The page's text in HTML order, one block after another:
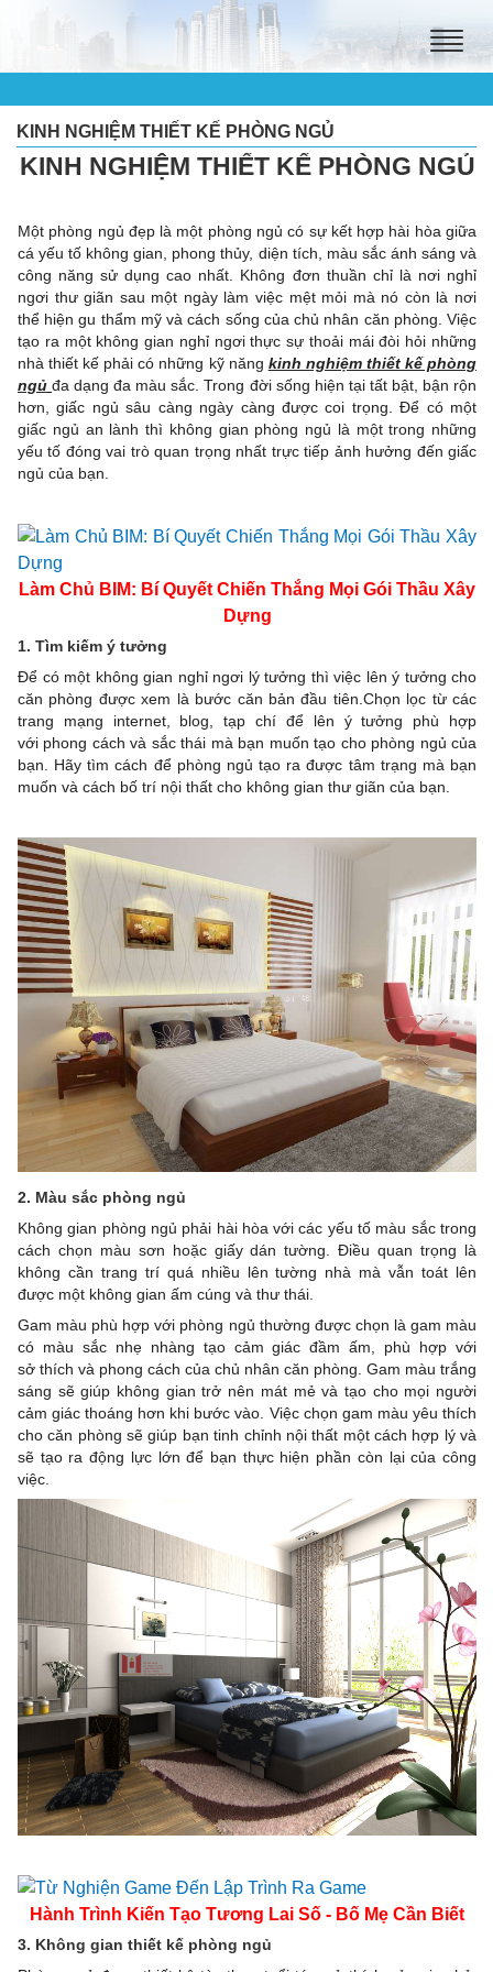
Toggle
KINH NGHIỆM THIẾT KẾ PHÒNG NGỦ
KINH NGHIỆM THIẾT KẾ PHÒNG NGỦ
Một phòng ngủ đẹp là một phòng ngủ có sự kết hợp hài hòa giữa
cá yếu tố không gian, phong thủy, diện tích, màu sắc ánh sáng và
công năng sử dụng cao nhất. Không đơn thuần chỉ là nơi nghỉ
ngơi thư giãn sau một ngày làm việc mệt mỏi mà nó còn là nơi
thể hiện gu thẩm mỹ và cách sống của chủ nhân căn phòng. Việc
tạo ra một không gian nghỉ ngơi thực sự thoải mái đòi hỏi những
nhà thiết kế phải có những kỹ năng kinh nghiệm thiết kế phòng
ngủđa dạng đa màu sắc. Trong đời sống hiện tại tất bật, bận rộn
hơn, giấc ngủ sâu càng ngày càng được coi trọng. Để có một
giấc ngủ an lành thì không gian phòng ngủ là một trong những
yếu tố đóng vai trò quan trọng nhất trực tiếp ảnh hưởng đến giấc
ngủ của bạn.
Làm Chủ BIM: Bí Quyết Chiến Thắng Mọi Gói Thầu Xây
Dựng
1. Tìm kiếm ý tưởng
Để có một không gian nghỉ ngơi lý tưởng thì việc lên ý tưởng cho
căn phòng được xem là bước căn bản đầu tiên.Chọn lọc từ các
trang mạng internet, blog, tạp chí để lên ý tưởng phù hợp
với phong cách và sắc thái mà bạn muốn tạo cho phòng ngủ của
bạn. Hãy tìm cách để phòng ngủ tạo ra được tâm trạng mà bạn
muốn và cách bố trí nội thất cho không gian thư giãn của bạn.
2. Màu sắc phòng ngủ
Không gian phòng ngủ phải hài hòa với các yếu tố màu sắc trong
cách chọn màu sơn hoặc giấy dán tường. Điều quan trọng là
không cần trang trí quá nhiều lên tường nhà mà vẫn toát lên
được một không gian ấm cúng và thư thái.
Gam màu phù hợp với phòng ngủ thường được chọn là gam màu
có màu sắc nhẹ nhàng tạo cảm giác đầm ấm, phù hợp với
sở thích và phong cách của chủ nhân căn phòng. Gam màu trắng
sáng sẽ giúp không gian trở nên mát mẻ và tạo cho mọi người
cảm giác thoáng hơn khi bước vào. Việc chọn gam màu yêu thích
cho căn phòng sẽ giúp bạn tinh chỉnh nội thất một cách hợp lý và
sẽ tạo ra động lực lớn để bạn thực hiện phần còn lại của công
việc.
Hành Trình Kiến Tạo Tương Lai Số - Bố Mẹ Cần Biết
3. Không gian thiết kế phòng ngủ